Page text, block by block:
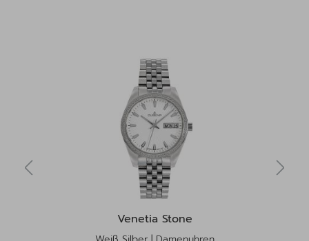
Venetia Stone